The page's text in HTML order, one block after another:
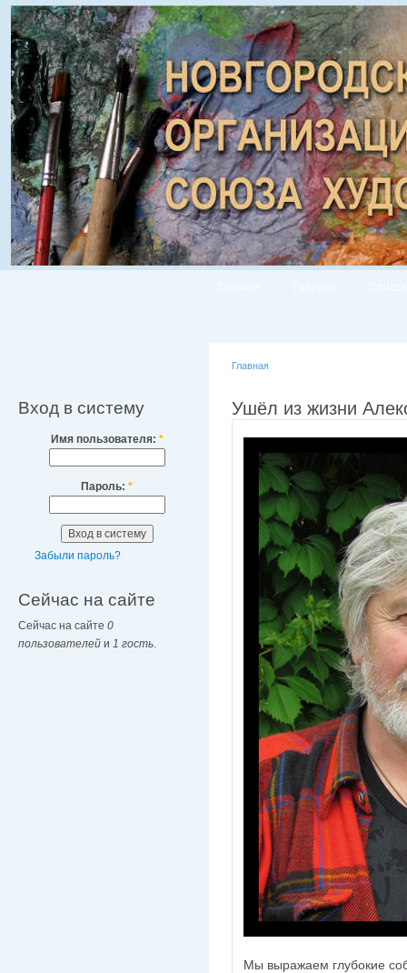
Вход в систему
Имя пользователя: *
Пароль: *
Забыли пароль?
Сейчас на сайте
Сейчас на сайте 0
пользователей и 1 гость
Главная
Ушёл из жизни
Мы выражаем глубокие